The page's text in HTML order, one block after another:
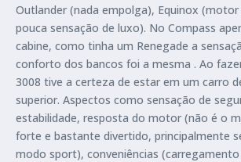
Outlander (nada empolga), Equinox
pouca sensação de luxo). No Compass
cabine, como tinha um Renegade a
conforto dos bancos foi a mesma . Ao
3008 tive a certeza de estar em um carro
superior. Aspectos como sensação de
estabilidade, resposta do motor (não é o
forte e bastante divertido, principalmente
modo sport), conveniências